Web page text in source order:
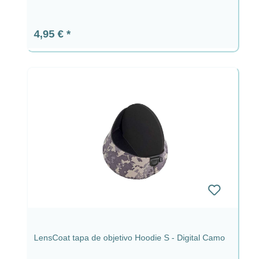
Precio normal:
4,95 €
LensCoat tapa de objetivo Hoodie S - Digital Camo